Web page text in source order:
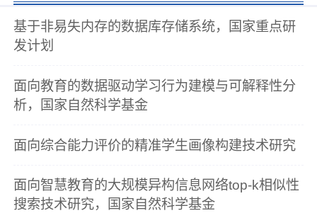
基于非易失内存的数据库存储系统，国家重点研
发计划
面向教育的数据驱动学习行为建模与可解释性分
析，国家自然科学基金
面向综合能力评价的精准学生画像构建技术研究
面向智慧教育的大规模异构信息网络top-k相似性
搜索技术研究，国家自然科学基金